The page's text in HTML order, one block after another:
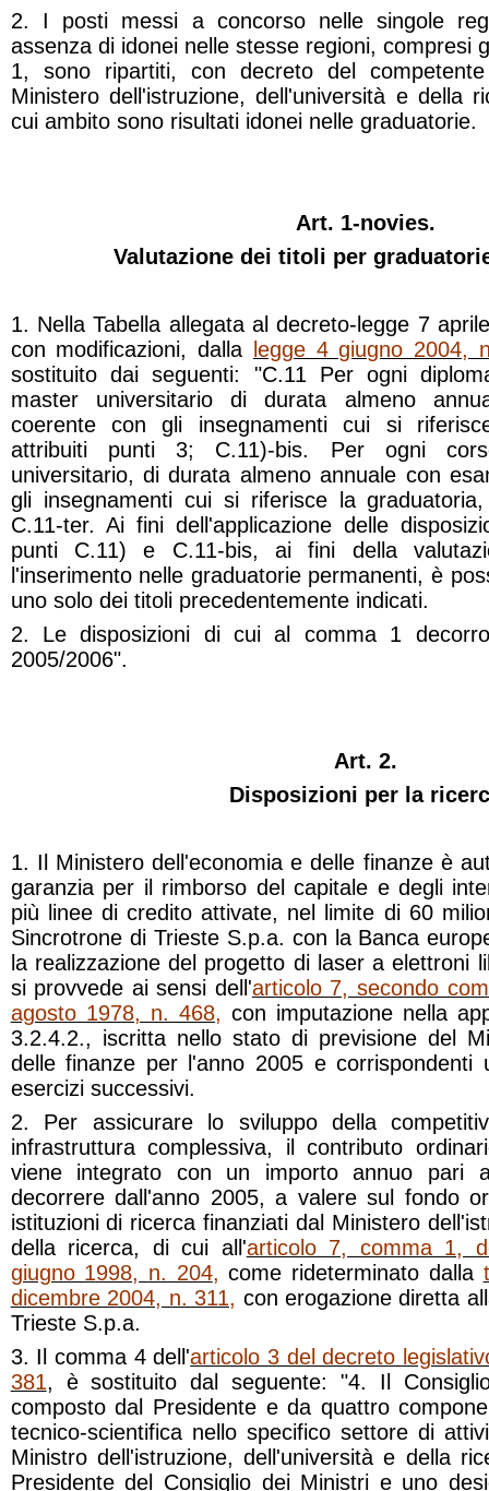
2. I posti messi a concorso nelle singole
assenza di idonei nelle stesse regioni, compresi
1, sono ripartiti, con decreto del
Ministero dell'istruzione, dell'università e della
cui ambito sono risultati idonei nelle graduatorie.
Art. 1-novies.
Valutazione dei titoli per
1. Nella Tabella allegata al decreto-legge 7
con modificazioni, dalla
legge 4 giugno 2004,
sostituito dai seguenti: "C.11 Per ogni
master universitario di durata almeno
coerente con gli insegnamenti cui si
attribuiti punti 3; C.11)-bis. Per ogni
universitario, di durata almeno annuale con
gli insegnamenti cui si riferisce la
C.11-ter. Ai fini dell'applicazione delle
punti C.11) e C.11-bis, ai fini della
l'inserimento nelle graduatorie permanenti, è
uno solo dei titoli precedentemente indicati.
2. Le disposizioni di cui al comma 1
2005/2006".
Art. 2.
Disposizioni per la
1. Il Ministero dell'economia e delle finanze è
garanzia per il rimborso del capitale e degli
più linee di credito attivate, nel limite di 60
Sincrotrone di Trieste S.p.a. con la Banca
la realizzazione del progetto di laser a elettroni
si provvede ai sensi dell'articolo 7, secondo
agosto 1978, n. 468, con imputazione nella
3.2.4.2., iscritta nello stato di previsione del
delle finanze per l'anno 2005 e corrispondenti
esercizi successivi.
2. Per assicurare lo sviluppo della
infrastruttura complessiva, il contributo
viene integrato con un importo annuo pari
decorrere dall'anno 2005,a valere sul fondo
istituzioni di ricerca finanziati dal Ministero
della ricerca, di cui all'articolo 7, comma 1,
giugno 1998, n. 204, come rideterminato dalla
dicembre 2004, n. 311, con erogazione diretta
Trieste S.p.a.
3. Il comma 4 dell'articolo 3 del decreto
381, è sostituito dal seguente: "4. Il
composto dal Presidente e da quattro
tecnico-scientifica nello specifico settore di
Ministro dell'istruzione, dell'università e della
Presidente del Consiglio dei Ministri e uno